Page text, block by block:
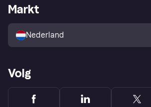
Winkeloverzicht
Kopersbescherming voor
consumenten
Zakelijke login
Markt
Nederland
Volg